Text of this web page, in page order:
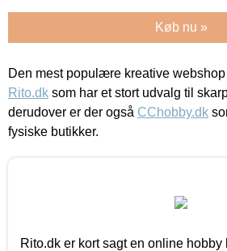
Køb nu »
Den mest populære kreative
Rito.dk som har et stort udvalg til
derudover er der også CChobby.dk
fysiske butikker.
Rito.dk er kort sagt en online hobby